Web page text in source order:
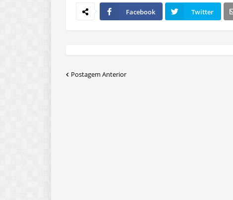
Facebook Twitter
Postagem Anterior